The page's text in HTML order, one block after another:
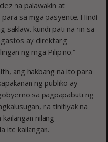
na palawakin at
sa mga pasyente. Hindi
saklaw, kundi pati na rin sa
ay direktang
ng mga Pilipino.”
ang hakbang na ito para
ng publiko ay
sa pagpapabuti ng
na tinitiyak na
nilang
ito kailangan.